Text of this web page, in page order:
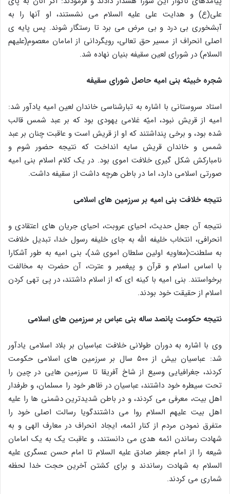
علی(ع) و هدایت علی علیه السلام می نشستند، او آنها را به
آبشخوری بی درد و بی مرض می برد تا رستگار شوند. پس پایه ی
اصلی انحراف از مسیر حق تعالی، رویگردانی از امامان معصوم(علیهم
السلام) در شورای لعین سقیفه بنیان نهاده شد.
شجره خبیثه بنی امیه حاصل شورای سقیفه
استاد سروستانی با اشاره به تبارشناسی خاندان لعین امیه یادآور شد:
امیه از قریش نبود، امیّه غلامی یهودی بود که بر عبد شمس قالب
شده بود، و برخی پنداشتند که او از قریش است و عاقبت چنان بر عبد
شمس و خاندان قریش سایه انداخت که نتیجه حضور شوم و
نامبارکش شکل گیری خلافت اموی بود. در یک کلام اسلام بنی امیه
صورتی اسلامی دارد، اما در باطن هرچه داشت از سقیفه داشت.
نتیجه خلافت بنی امیه بر سرزمین های اسلامی
نتیجه آن جعل حدیث، احیای عروبت، احیای جریان های اعتقادی و
انحرافی، انتخاب خلیفه الله به جای خلیفه رسول خدا، تبدیل خلافت
به سلطنت(معاویه اولین سلطان اموی شد)، بنی امیه به طور آشکارا
با اساس اسلام و قرآن و پیغمبر و عترت، آن حضرت به مخالفت
برخواستند. بنی امیه با کینه ای که از اسلام داشتند، در پی تهی کردن
اسلام از حقیقت خود بودند.
نتیجه حکومت پانصد ساله بنی عباس بر سرزمین های اسلامی
وی با اشاره به دوران طولانی خلافت عباسیان بر بلاد اسلامی یادآور
شد: عباسیان بیش از ۵۰۰ سال بر سرزمین های اسلامی حکومت
کردند، جغرافیایی وسیع از شاخ آفریقا تا سرزمین هایی در چین را
تحت سیطره خود داشتند، عباسیان در ظاهر خود را مسلمان، و طرفدار
اهل بیت، معرفی می کردند، و در باطن شدیدترین دشمنی ها را علیه
اهل بیت علیهم السلام روا می داشتندگویا رسالت اصلی خود را
متفرق نمودن مردم از کنار ائمه، ایجاد انحراف در معارف الهی و به
شهادت رساندن ائمه هدی می دانستند، و عاقبت یک به یک امامان
شیعه را از امام جعفر صادق علیه السلام تا امام حسن عسگری علیه
السلام به شهادت رساندند و برای کشتن آخرین حجت خدا لحظه
شماری می کردند.